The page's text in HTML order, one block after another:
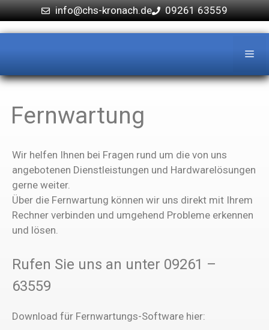
info@chs-kronach.de 09261 63559
Fernwartung
Wir helfen Ihnen bei Fragen rund um die von uns
angebotenen Dienstleistungen und Hardwarelösungen
gerne weiter.
Über die Fernwartung können wir uns direkt mit Ihrem
Rechner verbinden und umgehend Probleme erkennen
und lösen.
Rufen Sie uns an unter 09261 –
63559
Download für Fernwartungs-Software hier: